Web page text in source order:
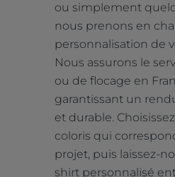
ou simplement
nous prenons en
personnalisation de
Nous assurons le
ou de flocage en
garantissant un
et durable.
coloris qui
projet, puis laissez-
shirt personnalisé